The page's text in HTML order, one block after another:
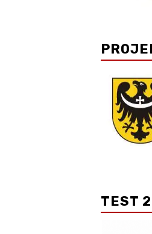
TEST 2